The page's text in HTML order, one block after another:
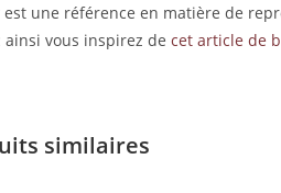
est une référence en matière de
ainsi vous inspirez de cet article de
similaires